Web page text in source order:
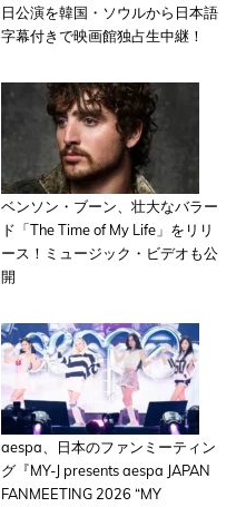
日公演を韓国・ソウルから日本語
字幕付きで映画館独占生中継！
ベンソン・ブーン、壮大なバラー
ド「The Time of My Life」をリリ
ース！ミュージック・ビデオも公
開
aespa、日本のファンミーティン
グ『MY-J presents aespa JAPAN
FANMEETING 2026 “MY